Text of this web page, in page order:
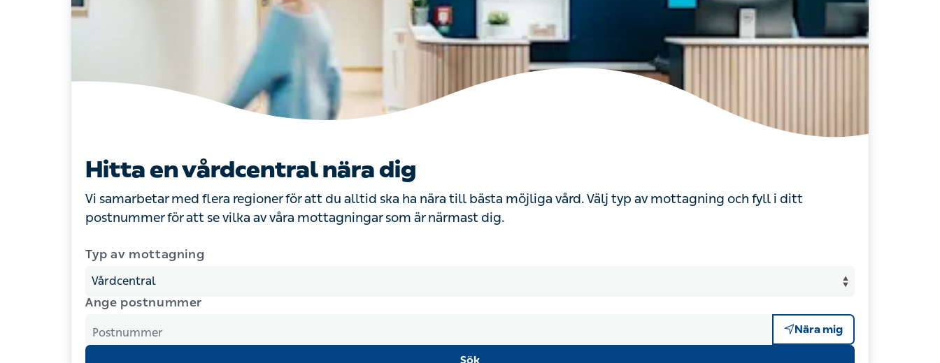
Hitta en vårdcentral nära dig
Vi samarbetar med flera regioner för att du alltid ska ha nära till bästa möjliga vård. Välj typ av mottagning och fyll i ditt postnummer för att
Postnummer